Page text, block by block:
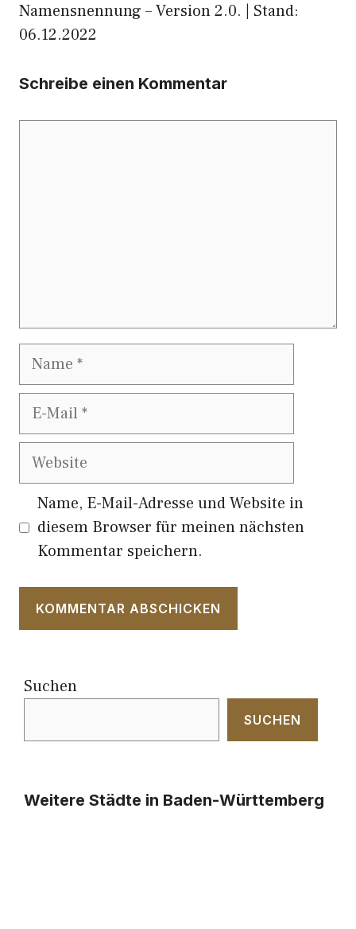
Namensnennung – Version 2.0. | Stand:
06.12.2022
Schreibe einen Kommentar
Name
E-
Website
Name, E-Mail-Adresse und Website in
diesem Browser für meinen nächsten
Kommentar speichern.
Suchen
SUCHEN
Weitere Städte in Baden-Württemberg